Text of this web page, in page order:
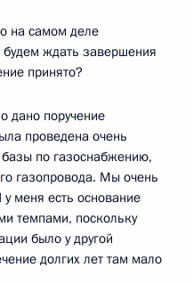
на самом деле
будем ждать завершения
принято?
дано поручение
проведена очень
по газоснабжению,
газопровода. Мы очень
меня есть основание
темпами, поскольку
было у другой
долгих лет там мало